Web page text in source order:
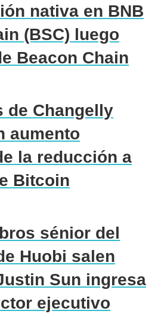
nativa en BNB
(BSC) luego
Beacon Chain
de Changelly
aumento
la reducción a
Bitcoin
sénior del
Huobi salen
Sun ingresa
ejecutivo